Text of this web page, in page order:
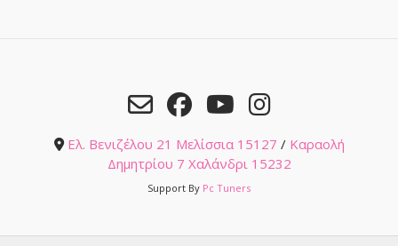
Ελ. Βενιζέλου 21 Μελίσσια 15127 / Καραολή
Δημητρίου 7 Χαλάνδρι 15232
Support By Pc Tuners